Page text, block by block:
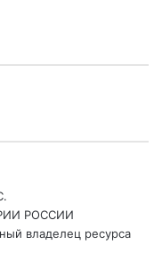
РОССИИ
владелец ресурса